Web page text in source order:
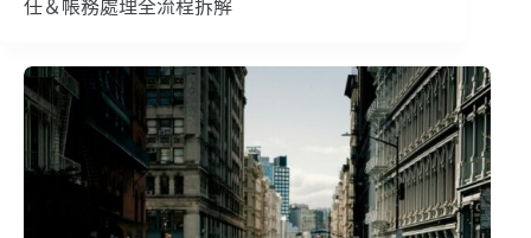
任＆帳務處理全流程拆解